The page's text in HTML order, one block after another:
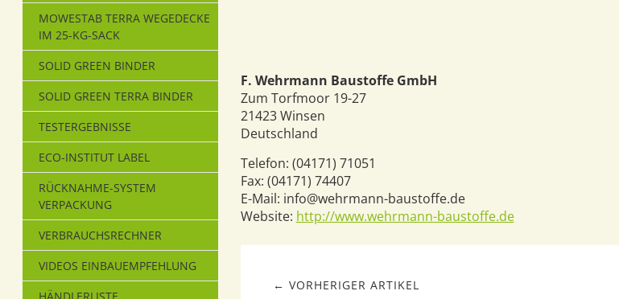
MOWESTAB TERRA WEGEDECKE
IM 25-KG-SACK
SOLID GREEN BINDER
SOLID GREEN TERRA BINDER
TESTERGEBNISSE
ECO-INSTITUT LABEL
RÜCKNAHME-SYSTEM
VERPACKUNG
VERBRAUCHSRECHNER
VIDEOS EINBAUEMPFEHLUNG
F. Wehrmann Baustoffe GmbH
Zum Torfmoor 19-27
21423Winsen
Deutschland
Telefon: (04171) 71051
Fax: (04171) 74407
E-Mail: info@wehrmann-baustoffe.de
Website: http://www.wehrmann-baustoffe.de
← VORHERIGER ARTIKEL